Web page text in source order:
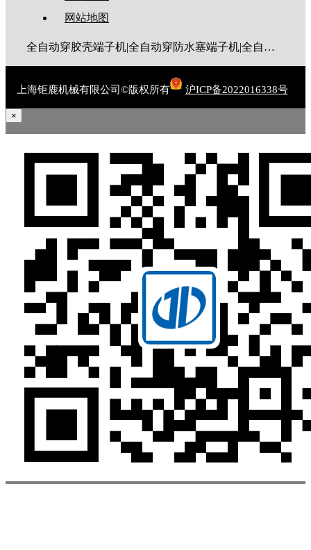
网站地图
全自动穿胶壳端子机|全自动穿防水塞端子机|全自动穿热缩管端子机|全自动穿护套端子机|全自动穿号码管端子机|全自动端子机|全自动穿防水栓端子机|端子压着机|端子压接机|静音端子机|多芯线端子机|护套线端子机|全自动排线端子机|新能源大平方压接机|电脑剥线机|自动剥线机|裁线机|剥线机
上海钜鹿机械有限公司©版权所有 沪ICP备2022016338号
×